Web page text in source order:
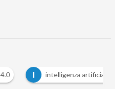
intelligenza artificiale S